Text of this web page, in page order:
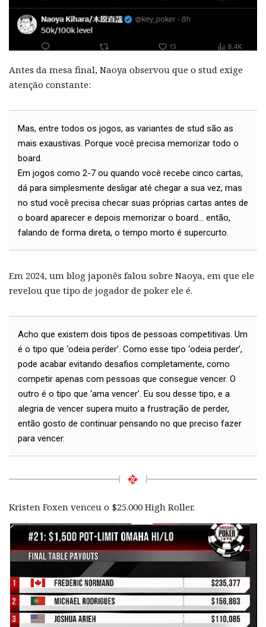
Antes da mesa final, Naoya observou que o stud exige
atenção constante:
Mas, entre todos os jogos, as variantes de stud são as
mais exaustivas. Porque você precisa memorizar todo o
board.
Em jogos como 2-7 ou quando você recebe cinco cartas,
dá para simplesmente desligar até chegar a sua vez, mas
no stud você precisa checar suas próprias cartas antes de
o board aparecer e depois memorizar o board... então,
falando de forma direta, o tempo morto é supercurto.
Em 2024, um blog japonês falou sobre Naoya, em que ele
revelou que tipo de jogador de poker ele é.
Acho que existem dois tipos de pessoas competitivas. Um
é o tipo que ‘odeia perder’. Como esse tipo ‘odeia perder’,
pode acabar evitando desafios completamente, como
competir apenas com pessoas que consegue vencer. O
outro é o tipo que ‘ama vencer’. Eu sou desse tipo, e a
alegria de vencer supera muito a frustração de perder,
então gosto de continuar pensando no que preciso fazer
para vencer.
Kristen Foxen venceu o $25.000 High Roller.